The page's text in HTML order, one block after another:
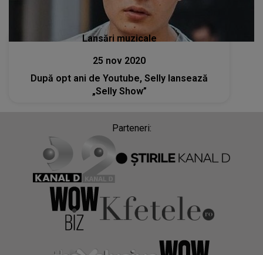
Lansări muzicale
25 nov 2020
După opt ani de Youtube, Selly lansează
„Selly Show”
Parteneri: